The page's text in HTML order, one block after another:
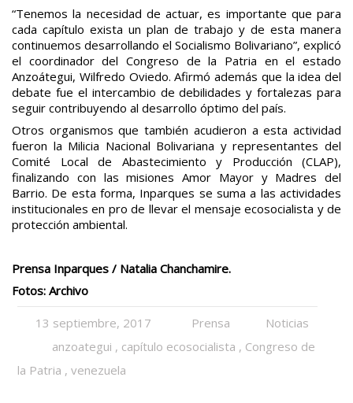
“Tenemos la necesidad de actuar, es importante que para
cada capítulo exista un plan de trabajo y de esta manera
continuemos desarrollando el Socialismo Bolivariano”, explicó
el coordinador del Congreso de la Patria en el estado
Anzoátegui, Wilfredo Oviedo. Afirmó además que la idea del
debate fue el intercambio de debilidades y fortalezas para
seguir contribuyendo al desarrollo óptimo del país.
Otros organismos que también acudieron a esta actividad
fueron la Milicia Nacional Bolivariana y representantes del
Comité Local de Abastecimiento y Producción (CLAP),
finalizando con las misiones Amor Mayor y Madres del
Barrio. De esta forma, Inparques se suma a las actividades
institucionales en pro de llevar el mensaje ecosocialista y de
protección ambiental.
Prensa Inparques / Natalia Chanchamire.
Fotos: Archivo
13 septiembre, 2017 Prensa
Noticias
anzoategui , capítulo ecosocialista , Congreso de
la Patria ,venezuela